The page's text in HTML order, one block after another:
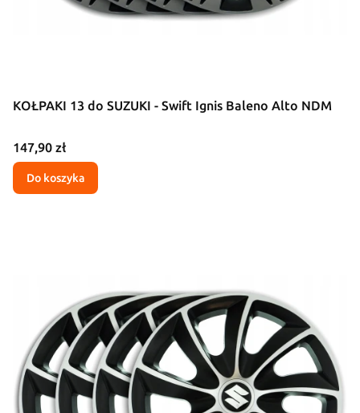
KOŁPAKI 13 do SUZUKI - Swift Ignis Baleno Alto NDM
Cena
147,90 zł
Do koszyka